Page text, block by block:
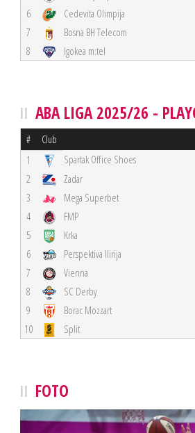
6
Cedevita Olimpija
7
Bosna BH Telecom
8
Igokea m:tel
ABA LIGA 2025/26 -
# Club
1 Spartak Office Shoes
2
Zadar
3
Mega Superbet
4
FMP
5
Krka
6
Perspektiva Ilirija
7
Vienna
8
SC Derby
9
Borac Mozzart
10
Split
FOTO